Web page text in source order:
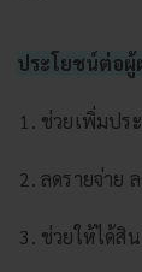
ประโยชน์ต่อผู้
ช่วยเพิ่มปร
ลดรายจ่าย
ช่วยให้ได้สิ